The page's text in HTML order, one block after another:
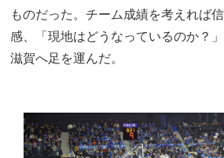
ものだった。チーム成績を考えれば
感、「現地はどうなっているのか？
滋賀へ足を運んだ。